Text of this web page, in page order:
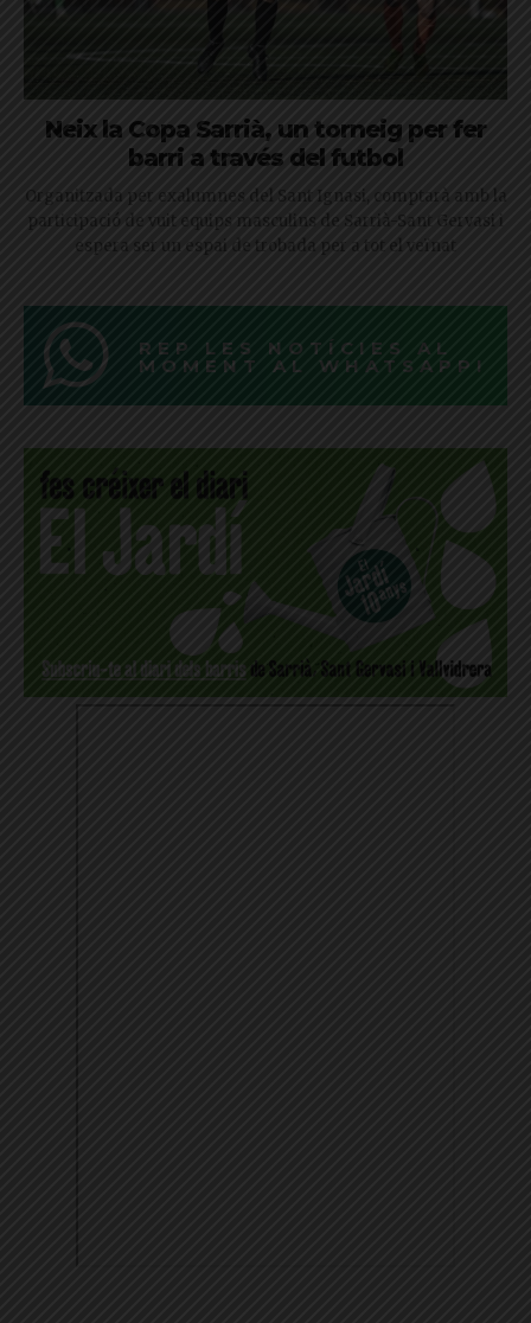
Neix la Copa Sarrià, un torneig per fer
barri a través del futbol
Organitzada per exalumnes del Sant Ignasi, comptarà amb la
participació de vuit equips masculins de Sarrià-Sant Gervasi i
espera ser un espai de trobada per a tot el veïnat
REP LES NOTÍCIES AL
MOMENT AL WHATSAPP!